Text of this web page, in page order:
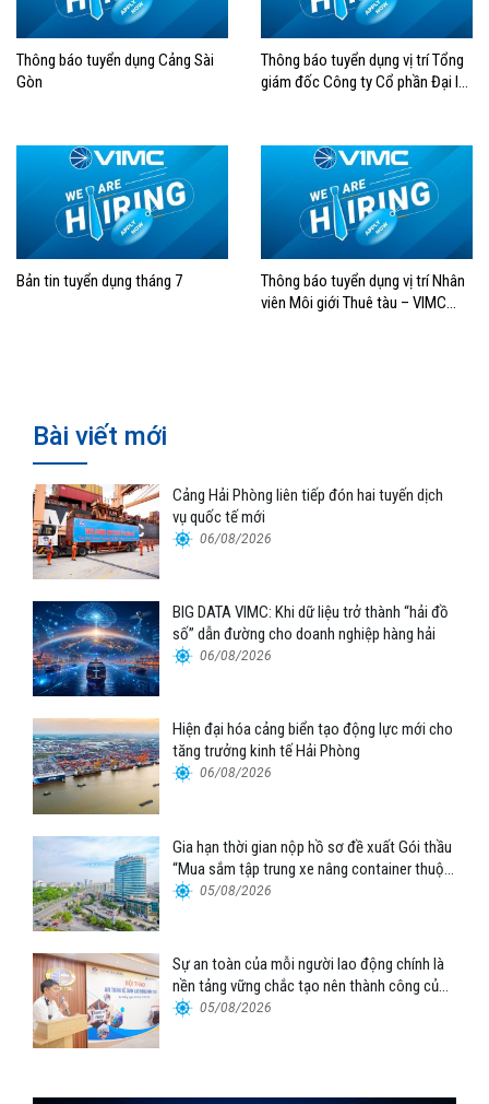
Thông báo tuyển dụng Cảng Sài
Gòn
Thông báo tuyển dụng vị trí Tổng
giám đốc Công ty Cổ phần Đại lý
Bản tin tuyển dụng tháng 7
Thông báo tuyển dụng vị trí Nhân
viên Môi giới Thuê tàu – VIMC
Bài viết mới
Cảng Hải Phòng liên tiếp đón hai tuyến dịch
vụ quốc tế mới
06/08/2026
BIG DATA VIMC: Khi dữ liệu trở thành “hải đồ
số” dẫn đường cho doanh nghiệp hàng hải
06/08/2026
Hiện đại hóa cảng biển tạo động lực mới cho
tăng trưởng kinh tế Hải Phòng
06/08/2026
Gia hạn thời gian nộp hồ sơ đề xuất Gói thầu
“Mua sắm tập trung xe nâng container thuộc
Tổng công ty Hàng hải Việt Nam – CTCP”
05/08/2026
Sự an toàn của mỗi người lao động chính là
nền tảng vững chắc tạo nên thành công của
Cảng Đà Nẵng
05/08/2026